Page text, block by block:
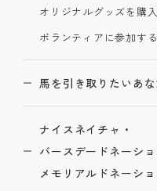
オリジナルグッズを購入
ボランティアに参加する
馬を引き取りたいあ
ナイスネイチャ・
バースデードネーショ
メモリアルドネーショ